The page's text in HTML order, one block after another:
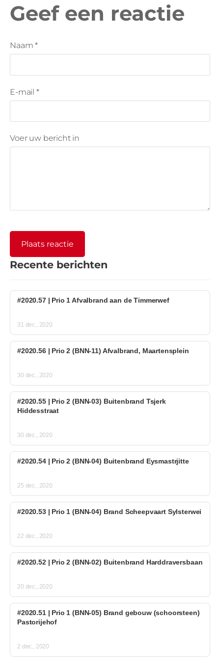
Recente berichten
#2020.57 | Prio 1 Afvalbrand aan de Timmerwef
31 dec., 2020
#2020.56 | Prio 2 (BNN-11) Afvalbrand, Maartensplein
30 dec., 2020
#2020.55 | Prio 2 (BNN-03) Buitenbrand Tsjerk
Hiddesstraat
30 dec., 2020
#2020.54 | Prio 2 (BNN-04) Buitenbrand Eysmastrjitte
25 dec., 2020
#2020.53 | Prio 1 (BNN-04) Brand Scheepvaart Sylsterwei
22 dec., 2020
#2020.52 | Prio 2 (BNN-02) Buitenbrand Harddraversbaan
20 dec., 2020
#2020.51 | Prio 1 (BNN-05) Brand gebouw (schoorsteen)
Pastorijehof
2 dec., 2020
Geef een reactie
Naam *
E-mail *
Voer uw bericht in